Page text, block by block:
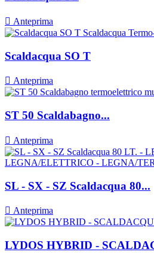
 Anteprima
Scaldacqua SO T
 Anteprima
ST 50 Scaldabagno...
 Anteprima
SL - SX - SZ Scaldacqua 80...
 Anteprima
LYDOS HYBRID -